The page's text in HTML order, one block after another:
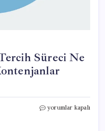
Süreci Ne
2024
yorumlar kapalı